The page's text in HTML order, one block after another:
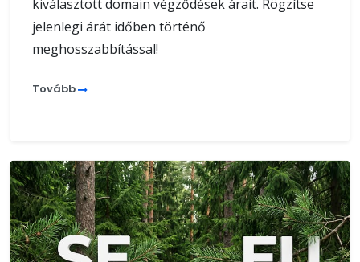
kiválasztott domain végződések árait. Rögzítse
jelenlegi árát időben történő
meghosszabbítással!
Tovább